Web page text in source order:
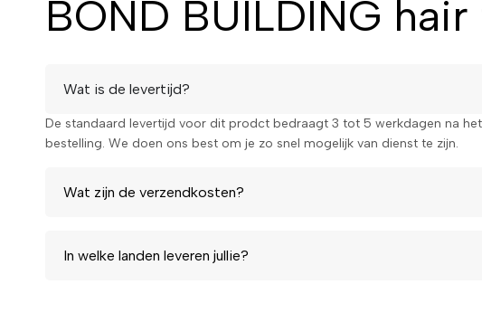
BOND BUILDING
Wat is de levertijd?
De standaard levertijd voor dit prodct bedraagt 3 tot 5 werkdagen na
bestelling. We doen ons best om je zo snel mogelijk van dienst te zijn.
Wat zijn de verzendkosten?
In welke landen leveren jullie?